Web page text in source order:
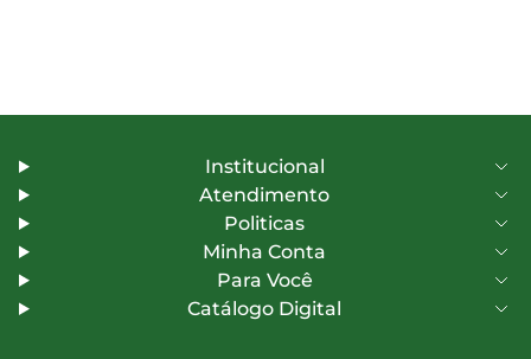
Institucional
Atendimento
Politicas
Minha Conta
Para Você
Catálogo Digital